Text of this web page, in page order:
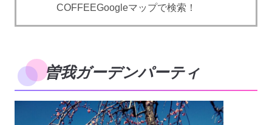
COFFEEGoogleマップで検索！
曽我ガーデンパーティ